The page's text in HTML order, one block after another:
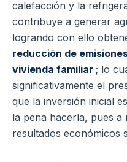
calefacción y la
contribuye a generar
logrando con ello
reducción de
vivienda familiar ; lo
significativamente el
que la inversión inicial
la pena hacerla, pues
resultados económicos